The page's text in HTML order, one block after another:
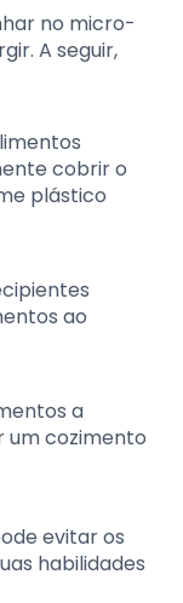
no micro-
A seguir,
cobrir o
plástico
ao
a
um cozimento
evitar os
habilidades